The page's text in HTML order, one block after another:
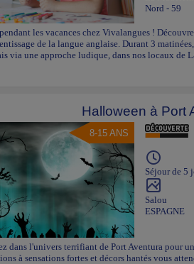
Nord - 59
les vacances chez Vivalangues !
de la langue anglaise. Durant 3
via une approche ludique, dans nos locaux de
Halloween à Port
8-15 ANS
Séjour de 5
Salou
ESPAGNE
dans l'univers terrifiant de Port Aventura pour
à sensations fortes et décors hantés vous